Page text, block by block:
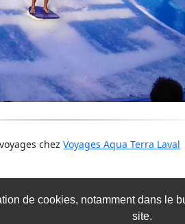
chezVoyages Aqua Terra Laval
de cookies, notamment dans
site.